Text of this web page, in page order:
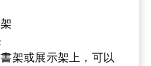
架或展示架上，可以